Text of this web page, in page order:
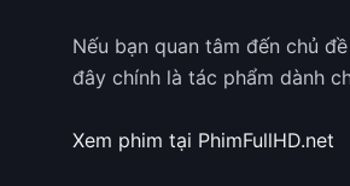
Nếu bạn quan tâm đến chủ
đây chính là tác phẩm dành
Xem phim tại PhimFullHD.net